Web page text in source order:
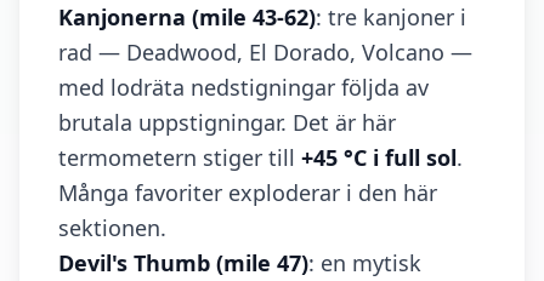
Kanjonerna (mile 43-62): tre kanjoner i
rad — Deadwood, El Dorado, Volcano —
med lodräta nedstigningar följda av
brutala uppstigningar. Det är här
termometern stiger till +45 °C i full sol.
Många favoriter exploderar i den här
sektionen.
Devil's Thumb (mile 47): en mytisk